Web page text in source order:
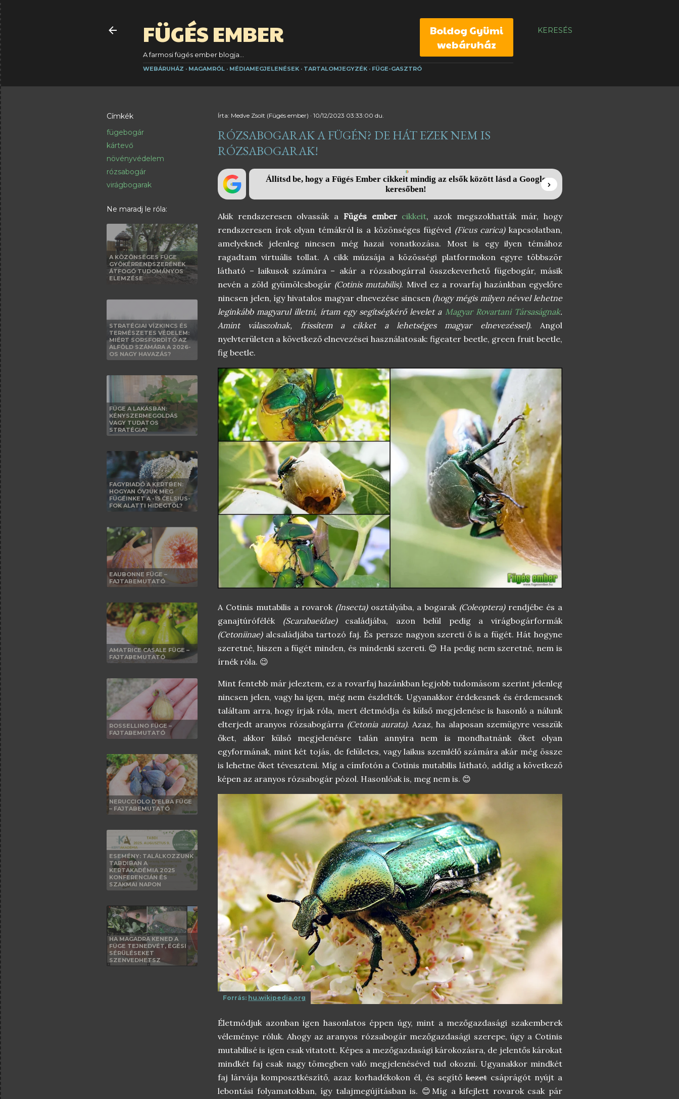
KERESÉS
FÜGÉS EMBER
A farmosi fügés ember blogja...
Boldog Gyümi
webáruház
WEBÁRUHÁZ MAGAMRÓL MÉDIAMEGJELENÉSEK TARTALOMJEGYZÉK FÜGE-GASZTRÓ
Címkék
fügebogár
kártevő
növényvédelem
rózsabogár
virágbogarak
Ne maradj le róla:
A KÖZÖNSÉGES FÜGE
GYÖKÉRRENDSZERÉNEK
ÁTFOGÓ TUDOMÁNYOS
ELEMZÉSE
STRATÉGIAI VÍZKINCS ÉS
TERMÉSZETES VÉDELEM:
MIÉRT SORSFORDÍTÓ AZ
ALFÖLD SZÁMÁRA A 2026-
OS NAGY HAVAZÁS?
FÜGE A LAKÁSBAN:
KÉNYSZERMEGOLDÁS
VAGY TUDATOS
STRATÉGIA?
FAGYRIADÓ A KERTBEN:
HOGYAN ÓVJUK MEG
FÜGÉINKET A -15 CELSIUS-
FOK ALATTI HIDEGTŐL?
EAUBONNE FÜGE –
FAJTABEMUTATÓ
AMATRICE CASALE FÜGE –
FAJTABEMUTATÓ
ROSSELLINO FÜGE –
FAJTABEMUTATÓ
NERUCCIOLO D'ELBA FÜGE
– FAJTABEMUTATÓ
ESEMÉNY: TALÁLKOZZUNK
TABDIBAN A
KERTAKADÉMIA 2025
KONFERENCIÁN ÉS
SZAKMAI NAPON
HA MAGADRA KENED A
FÜGE TEJNEDVÉT, ÉGÉSI
SÉRÜLÉSEKET
SZENVEDHETSZ
Írta: Medve Zsolt (Fügés ember) 10/12/2023 03:33:00 du.
RÓZSABOGARAK A FÜGÉN? DE HÁT EZEK NEM IS
RÓZSABOGARAK!
Állítsd be, hogy a Fügés Ember cikkeit mindig az elsők között lásd a Google
keresőben!
Akik rendszeresen olvassák a Fügés ember cikkeit, azok megszokhatták már, hogy
rendszeresen írok olyan témákról is a közönséges fügével (Ficus carica)kapcsolatban,
amelyeknek jelenleg nincsen még hazai vonatkozása. Most is egy ilyen témához
ragadtam virtuális tollat. A cikk múzsája a közösségi platformokon egyre többször
látható – laikusok számára – akár a rózsabogárral összekeverhető fügebogár, másik
nevén a zöld gyümölcsbogár (Cotinis mutabilis). Mivel ez a rovarfaj hazánkban egyelőre
nincsen jelen, így hivatalos magyar elnevezése sincsen (hogy mégis milyen névvel lehetne
leginkább magyarul illetni, írtam egy segítségkérő levelet a Magyar Rovartani Társaságnak.
Amint válaszolnak, frissítem a cikket a lehetséges magyar elnevezéssel). Angol
nyelvterületen a következő elnevezései használatosak: figeater beetle, green fruit beetle,
fig beetle.
A Cotinis mutabilis a rovarok (Insecta)osztályába, a bogarak (Coleoptera)rendjébe és a
ganajtúrófélék (Scarabaeidae)családjába, azon belül pedig a virágbogárformák
(Cetoniinae)alcsaládjába tartozó faj. És persze nagyon szereti ő is a fügét. Hát hogyne
szeretné, hiszen a fügét minden, és mindenki szereti. 😊 Ha pedig nem szeretné, nem is
írnék róla. 😉
Mint fentebb már jeleztem, ez a rovarfaj hazánkban legjobb tudomásom szerint jelenleg
nincsen jelen, vagy ha igen, még nem észlelték. Ugyanakkor érdekesnek és érdemesnek
találtam arra, hogy írjak róla, mert életmódja és külső megjelenése is hasonló a nálunk
elterjedt aranyos rózsabogárra (Cetonia aurata). Azaz, ha alaposan szemügyre vesszük
őket, akkor külső megjelenésre talán annyira nem is mondhatnánk őket olyan
egyformának, mint két tojás, de felületes, vagy laikus szemlélő számára akár még össze
is lehetne őket téveszteni. Míg a címfotón a Cotinis mutabilis látható, addíg a következő
képen az aranyos rózsabogár pózol. Hasonlóak is, meg nem is. 😊
Forrás: hu.wikipedia.org
Életmódjuk azonban igen hasonlatos éppen úgy, mint a mezőgazdasági szakemberek
véleménye róluk. Ahogy az aranyos rózsabogár mezőgazdasági szerepe, úgy a Cotinis
mutabilisé is igen csak vitatott. Képes a mezőgazdasági károkozásra, de jelentős károkat
mindkét faj csak nagy tömegben való megjelenésével tud okozni. Ugyanakkor mindkét
faj lárvája komposztkészítő, azaz korhadékokon él, és segítő kezet csáprágót nyújt a
lebontási folyamatokban, így talajmegújításban is. 😊Míg a kifejlett rovarok csak pár